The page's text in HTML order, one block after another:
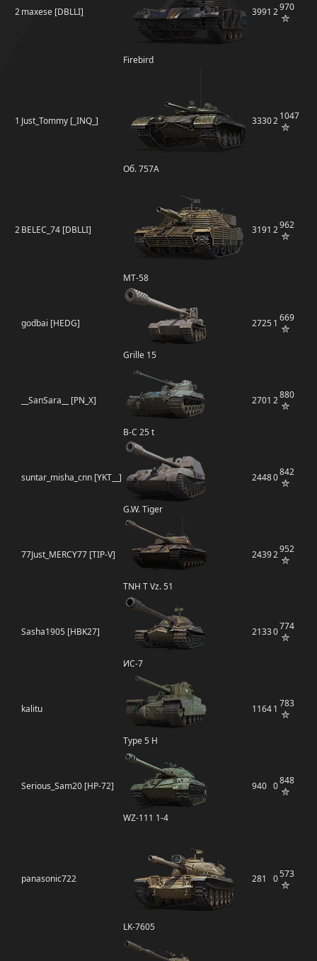
2maxese [DBLLI]
Firebird
3991 2970
1 Just_Tommy [_INQ_]
Об. 757А
333021047
2BELEC_74 [DBLLI]
MT-58
3191 2962
godbai [HEDG]
Grille 15
27251 669
__SanSara__ [PN_X]
B-C 25 t
2701 2880
suntar_misha_cnn [YKT__]
G.W. Tiger
24480842
77Just_MERCY77 [TIP-V]
TNH T Vz. 51
24392952
Sasha1905 [HBK27]
ИС-7
21330774
kalitu
Type 5 H
11641 783
Serious_Sam20 [HP-72]
WZ-111 1-4
940 0848
panasonic722
LK-7605
281 0573